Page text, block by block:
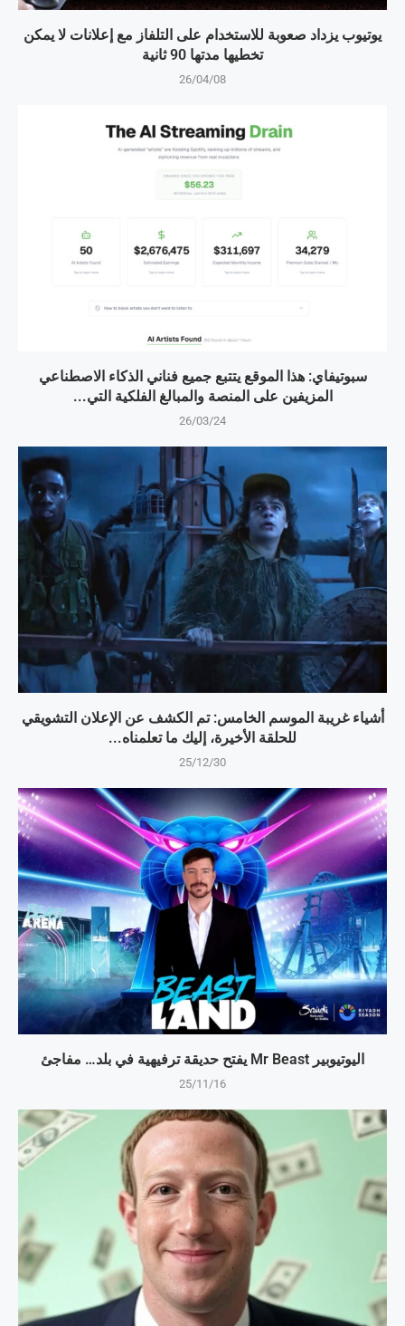
يوتيوب يزداد صعوبة للاستخدام على التلفاز مع إعلانات لا يمكن
تخطيها مدتها 90 ثانية
26/04/08
سبوتيفاي: هذا الموقع يتتبع جميع فناني الذكاء الاصطناعي
المزيفين على المنصة والمبالغ الفلكية التي...
26/03/24
أشياء غريبة الموسم الخامس: تم الكشف عن الإعلان التشويقي
للحلقة الأخيرة، إليك ما تعلمناه...
25/12/30
اليوتيوبير Mr Beast يفتح حديقة ترفيهية في بلد… مفاجئ
25/11/16